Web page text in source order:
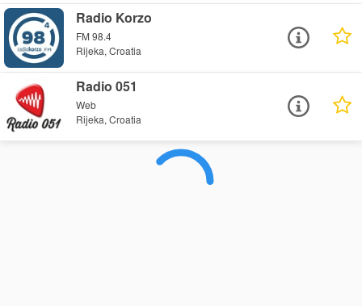
Radio Korzo
FM 98.4
Rijeka, Croatia
Radio 051
Web
Rijeka, Croatia